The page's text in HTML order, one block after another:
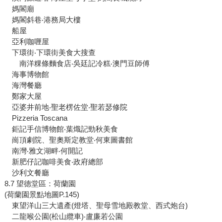
媽閣廟
媽閣斜巷‧港務局大樓
船屋
亞利咖喱屋
下環街‧下環街美食大搜查
南洋粿條麵食店‧吳廷記冷糕‧澳門豆師傅
海事博物館
海灣餐廳
鄭家大屋
亞婆井前地‧聖老楞佐堂‧聖若瑟修院
Pizzeria Toscana
鉅記手信博物館‧葉熾記勁秋美食
崗頂劇院、聖奧斯定教堂‧何東圖書館
南灣‧雅文湖畔‧何開記
新肥仔記咖啡美食‧政府總部
沙利文餐廳
8.7 望德堂區：荷蘭園
(荷蘭園景點地圖P.145)
東望洋山三大遺產(燈塔、聖母雪地殿教堂、西式炮台)
二龍喉公園(松山纜車)‧盧廉若公園